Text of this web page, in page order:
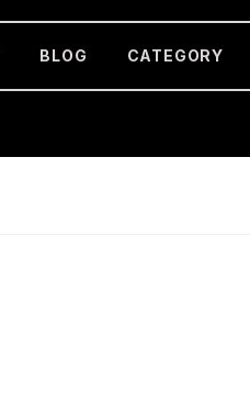
BLOG CATEGORY